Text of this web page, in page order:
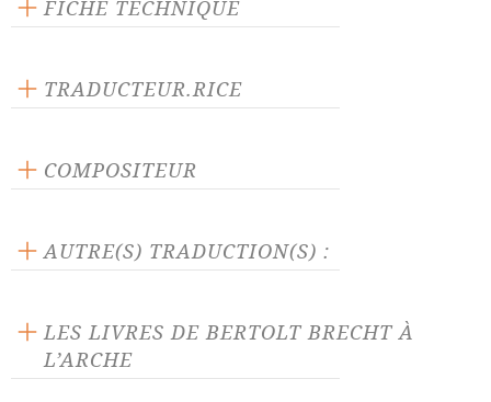
FICHE TECHNIQUE
Langue source : allemand
Nombre de personnages masculins : 10
TRADUCTEUR.RICE
COMPOSITEUR
AUTRE(S) TRADUCTION(S) :
LES LIVRES DE BERTOLT BRECHT À
L’ARCHE